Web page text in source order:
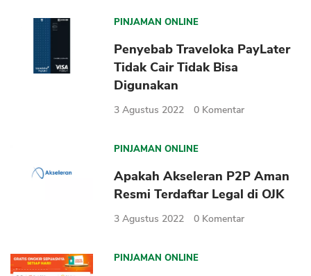
PINJAMAN ONLINE
Penyebab Traveloka PayLater
Tidak Cair Tidak Bisa
Digunakan
3 Agustus 2022 0 Komentar
PINJAMAN ONLINE
Apakah Akseleran P2P Aman
Resmi Terdaftar Legal di OJK
3 Agustus 2022 0 Komentar
PINJAMAN ONLINE